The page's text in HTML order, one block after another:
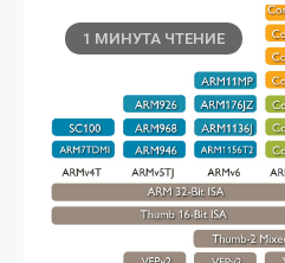
1 МИНУТА ЧТЕНИЕ